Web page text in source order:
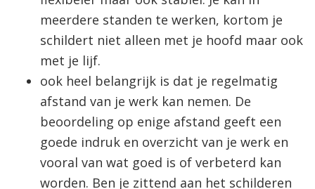
meerdere standen te werken, kortom je
schildert niet alleen met je hoofd maar ook
met je lijf.
ook heel belangrijk is dat je regelmatig
afstand van je werk kan nemen. De
beoordeling op enige afstand geeft een
goede indruk en overzicht van je werk en
vooral van wat goed is of verbeterd kan
worden. Ben je zittend aan het schilderen